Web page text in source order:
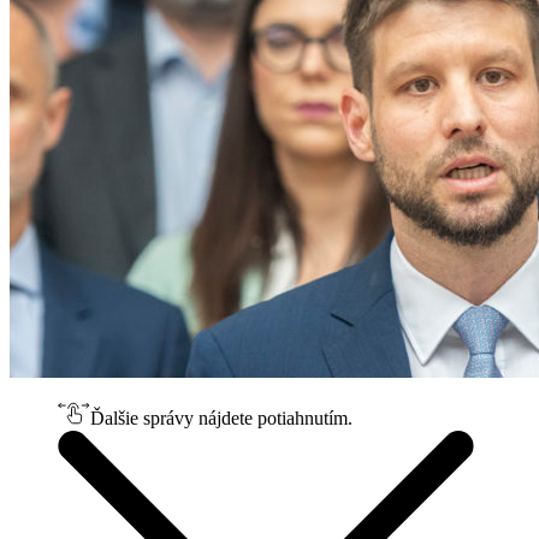
Ďalšie správy nájdete potiahnutím.